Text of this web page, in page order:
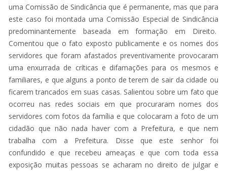
uma Comissão de Sindicância que é permanente, mas que para
este caso foi montada uma Comissão Especial de Sindicância
predominantemente baseada em formação em Direito.
Comentou que o fato exposto publicamente e os nomes dos
servidores que foram afastados preventivamente provocaram
uma enxurrada de críticas e difamações para os mesmos e
familiares, e que alguns a ponto de terem de sair da cidade ou
ficarem trancados em suas casas. Salientou sobre um fato que
ocorreu nas redes sociais em que procuraram nomes dos
servidores com fotos da família e que colocaram a foto de um
cidadão que não nada haver com a Prefeitura, e que nem
trabalha com a Prefeitura. Disse que este senhor foi
confundido e que recebeu ameaças e que com toda essa
exposição muitas pessoas se acharam no direito de julgar e